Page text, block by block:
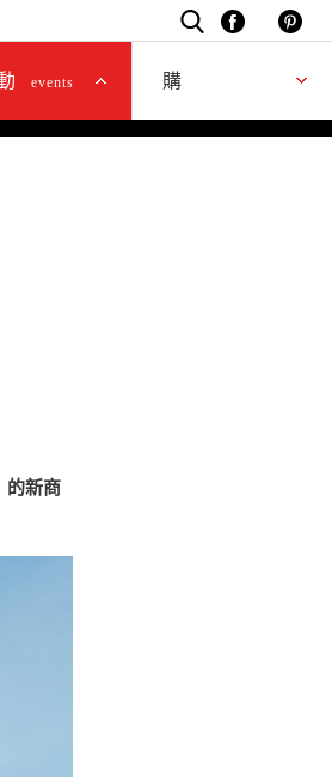
events 購
的新商